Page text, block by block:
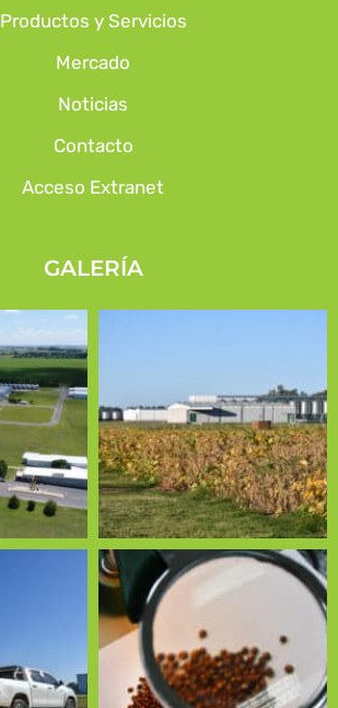
Productos y Servicios
Mercado
Noticias
Contacto
Acceso Extranet
GALERÍA